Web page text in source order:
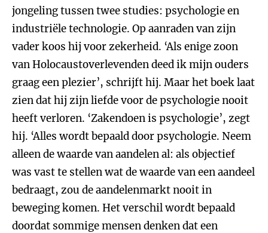
jongeling tussen twee studies: psychologie en
industriële technologie. Op aanraden van zijn
vader koos hij voor zekerheid. ‘Als enige zoon
van Holocaustoverlevenden deed ik mijn ouders
graag een plezier’, schrijft hij. Maar het boek laat
zien dat hij zijn liefde voor de psychologie nooit
heeft verloren. ‘Zakendoen is psychologie’, zegt
hij. ‘Alles wordt bepaald door psychologie. Neem
alleen de waarde van aandelen al: als objectief
was vast te stellen wat de waarde van een aandeel
bedraagt, zou de aandelenmarkt nooit in
beweging komen. Het verschil wordt bepaald
doordat sommige mensen denken dat een